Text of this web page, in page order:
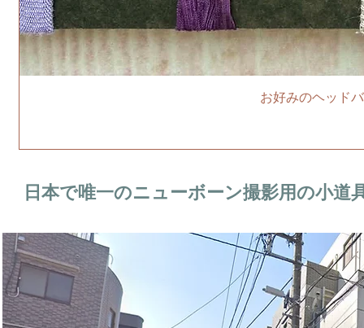
お好みのヘッド
日本で唯一のニューボーン撮影用の小道